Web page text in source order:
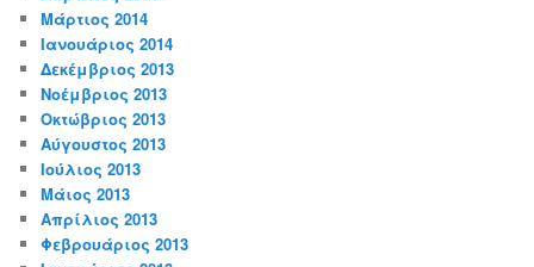
Μάρτιος 2014
Ιανουάριος 2014
Δεκέμβριος 2013
Νοέμβριος 2013
Οκτώβριος 2013
Αύγουστος 2013
Ιούλιος 2013
Μάιος 2013
Απρίλιος 2013
Φεβρουάριος 2013